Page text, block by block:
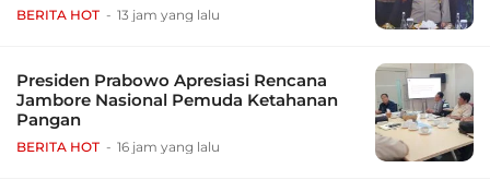
BERITA HOT 13 jam yang lalu
Presiden Prabowo Apresiasi Rencana
Jambore Nasional Pemuda Ketahanan
Pangan
BERITA HOT 16 jam yang lalu